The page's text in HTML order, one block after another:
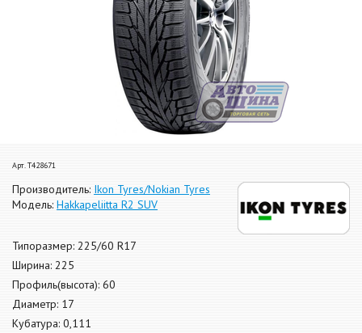
Арт. T428671
Производитель: Ikon Tyres/Nokian Tyres
Модель: Hakkapeliitta R2 SUV
Типоразмер: 225/60 R17
Ширина: 225
Профиль(высота): 60
Диаметр: 17
Кубатура: 0,111